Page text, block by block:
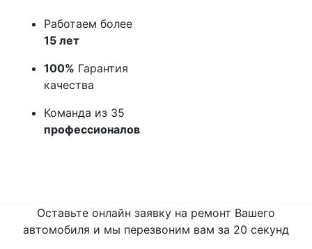
Работаем более
15 лет
100% Гарантия
качества
Команда из 35
профессионалов
Оставьте онлайн заявку на ремонт Вашего
автомобиля и мы перезвоним вам за 20 секунд